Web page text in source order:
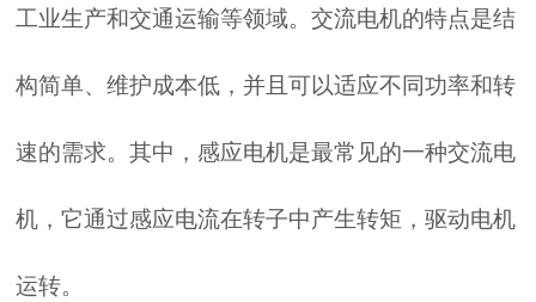
工业生产和交通运输等领域。交流电机的特点是结
构简单、维护成本低，并且可以适应不同功率和转
速的需求。其中，感应电机是最常见的一种交流电
机，它通过感应电流在转子中产生转矩，驱动电机
运转。